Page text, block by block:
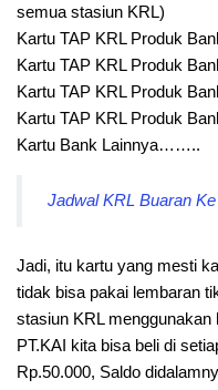
semua stasiun KRL)
Kartu TAP KRL Produk
Kartu TAP KRL Produk
Kartu TAP KRL Produk
Kartu TAP KRL Produk
Kartu Bank Lainnya……..
Jadwal KRL Buaran
Jadi, itu kartu yang mesti
tidak bisa pakai lembaran
stasiun KRL
PT.KAI kita bisa beli di
Rp.50.000, Saldo